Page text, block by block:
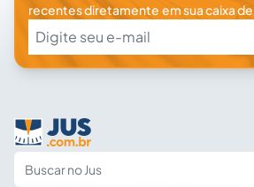
recentes diretamente em sua caixa